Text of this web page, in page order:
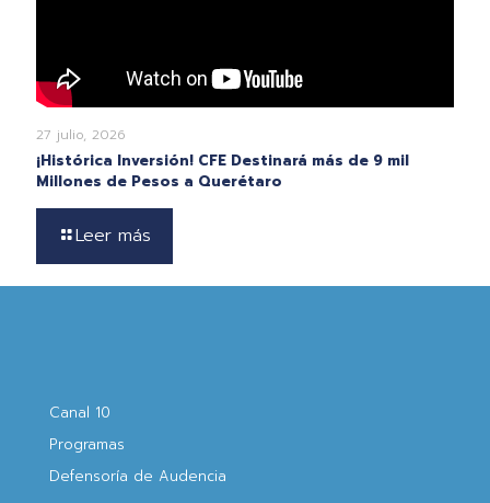
27 julio, 2026
¡Histórica Inversión! CFE Destinará más de 9 mil
Millones de Pesos a Querétaro
Leer más
Canal 10
Programas
Defensoría de Audencia